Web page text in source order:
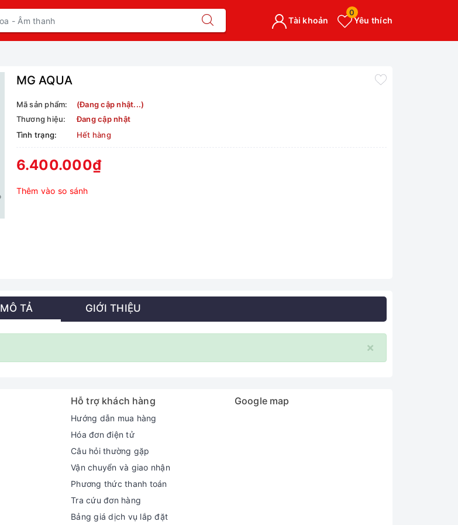
Yêu thích
0
Tài khoản
MG AQUA
Mã sản phẩm:
(Đang cập nhật...)
Thương hiệu:
Đang cập nhật
Tình trạng:
Hết hàng
6.400.000₫
Thêm vào so sánh
MÔ TẢ GIỚI THIỆU
×
Hỗ trợ khách hàng
Hướng dẫn mua hàng
Hóa đơn điện tử
Câu hỏi thường gặp
Vận chuyển và giao nhận
Phương thức thanh toán
Tra cứu đơn hàng
Bảng giá dịch vụ lắp đặt
Google map